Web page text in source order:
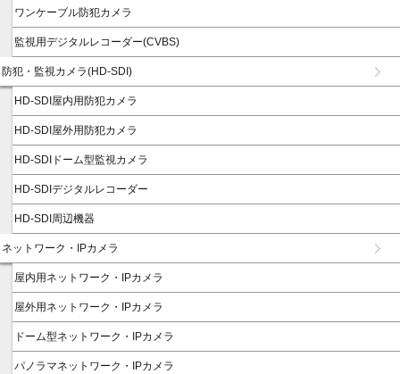
ワンケーブル防犯カメラ
監視用デジタルレコーダー(CVBS)
防犯・監視カメラ(HD-SDI)
HD-SDI屋内用防犯カメラ
HD-SDI屋外用防犯カメラ
HD-SDIドーム型監視カメラ
HD-SDIデジタルレコーダー
HD-SDI周辺機器
ネットワーク・IPカメラ
屋内用ネットワーク・IPカメラ
屋外用ネットワーク・IPカメラ
ドーム型ネットワーク・IPカメラ
パノラマネットワーク・IPカメラ